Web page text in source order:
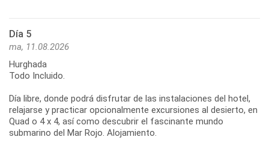
Día 5
ma, 11.08.2026
Hurghada
Todo Incluido.
Día libre, donde podrá disfrutar de las instalaciones del hotel,
relajarse y practicar opcionalmente excursiones al desierto, en
Quad o 4 x 4, así como descubrir el fascinante mundo
submarino del Mar Rojo. Alojamiento.